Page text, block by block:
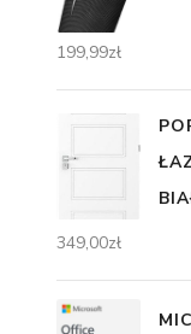
199,99zł
349,00zł